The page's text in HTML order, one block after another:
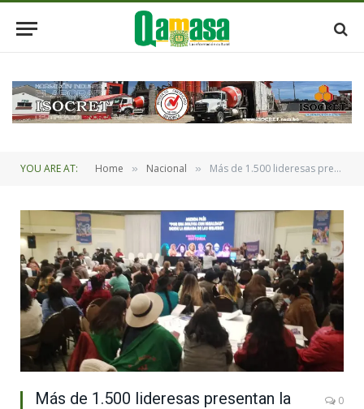
YOU ARE AT: Home » Nacional » Más de 1.500 lideresas presentan la agenda “Por una Bolivia con igualdad”
Más de 1.500 lideresas presentan la
0